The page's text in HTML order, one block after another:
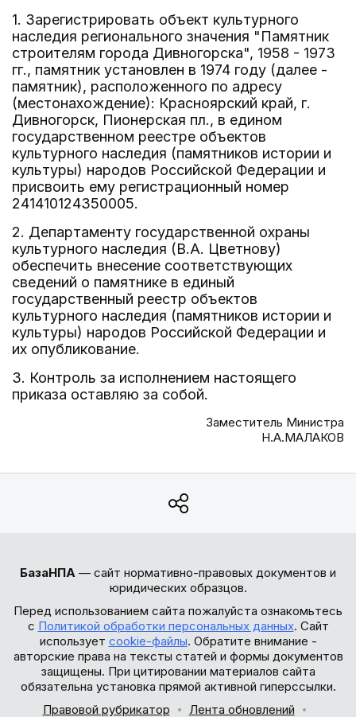
1. Зарегистрировать объект культурного
наследия регионального значения "Памятник
строителям города Дивногорска", 1958 - 1973
гг., памятник установлен в 1974 году (далее -
памятник), расположенного по адресу
(местонахождение): Красноярский край, г.
Дивногорск, Пионерская пл., в едином
государственном реестре объектов
культурного наследия (памятников истории и
культуры) народов Российской Федерации и
присвоить ему регистрационный номер
241410124350005.
2. Департаменту государственной охраны
культурного наследия (В.А. Цветнову)
обеспечить внесение соответствующих
сведений о памятнике в единый
государственный реестр объектов
культурного наследия (памятников истории и
культуры) народов Российской Федерации и
их опубликование.
3. Контроль за исполнением настоящего
приказа оставляю за собой.
Заместитель Министра
Н.А.МАЛАКОВ
БазаНПА — сайт нормативно-правовых документов и
юридических образцов.
Перед использованием сайта пожалуйста ознакомьтесь
с Политикой обработки персональных данных. Сайт
использует cookie-файлы. Обратите внимание -
авторские права на тексты статей и формы документов
защищены. При цитировании материалов сайта
обязательна установка прямой активной гиперссылки.
Правовой рубрикатор
Лента обновлений